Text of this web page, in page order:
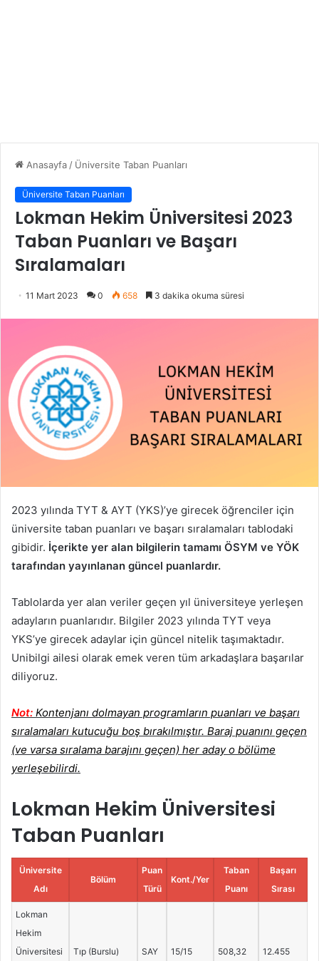
Anasayfa / Üniversite Taban Puanları
Üniversite Taban Puanları
Lokman Hekim Üniversitesi 2023
Taban Puanları ve Başarı
Sıralamaları
11 Mart 2023 0 658 3 dakika okuma süresi
2023 yılında TYT & AYT (YKS)’ye girecek öğrenciler için
üniversite taban puanları ve başarı sıralamaları tablodaki
gibidir. İçerikte yer alan bilgilerin tamamı ÖSYM ve YÖK
tarafından yayınlanan güncel puanlardır.
Tablolarda yer alan veriler geçen yıl üniversiteye yerleşen
adayların puanlarıdır. Bilgiler 2023 yılında TYT veya
YKS’ye girecek adaylar için güncel nitelik taşımaktadır.
Unibilgi ailesi olarak emek veren tüm arkadaşlara başarılar
diliyoruz.
Not: Kontenjanı dolmayan programların puanları ve başarı
sıralamaları kutucuğu boş bırakılmıştır. Baraj puanını geçen
(ve varsa sıralama barajını geçen) her aday o bölüme
yerleşebilirdi.
Lokman Hekim Üniversitesi
Taban Puanları
Üniversite
Adı
Bölüm
Puan
Türü
Kont./Yer
Taban
Puanı
Başarı
Sırası
Lokman
Hekim
Üniversitesi
Tıp (Burslu) SAY 15/15 508,32 12.455